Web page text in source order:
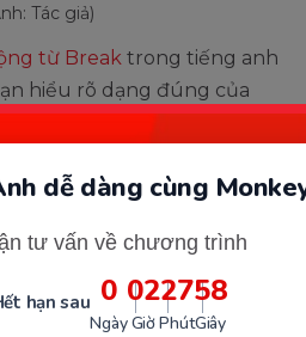
dễ dàng cùng
tư vấn về chương trình
hạn sau 0
Ngày
02
Giờ
27
Phút
57
Giây
Tác giả)
từ Break trong tiếng anh
hiểu rõ dạng đúng của
cao level bạn nhé!
Chia sẻ ngay